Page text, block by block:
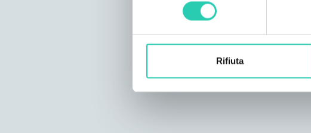
Rifiuta